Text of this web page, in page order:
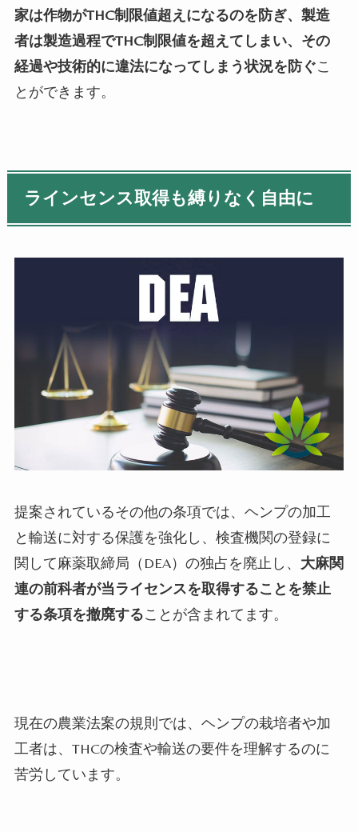
家は作物がTHC制限値超えになるのを防ぎ、製造
者は製造過程でTHC制限値を超えてしまい、その
経過や技術的に違法になってしまう状況を防ぐこ
とができます。
ラインセンス取得も縛りなく自由に
提案されているその他の条項では、ヘンプの加工
と輸送に対する保護を強化し、検査機関の登録に
関して麻薬取締局（DEA）の独占を廃止し、 大麻関
連の前科者が当ライセンスを取得することを禁止
する条項を撤廃することが含まれてます。
現在の農業法案の規則では、ヘンプの栽培者や加
工者は、THCの検査や輸送の要件を理解するのに
苦労しています。